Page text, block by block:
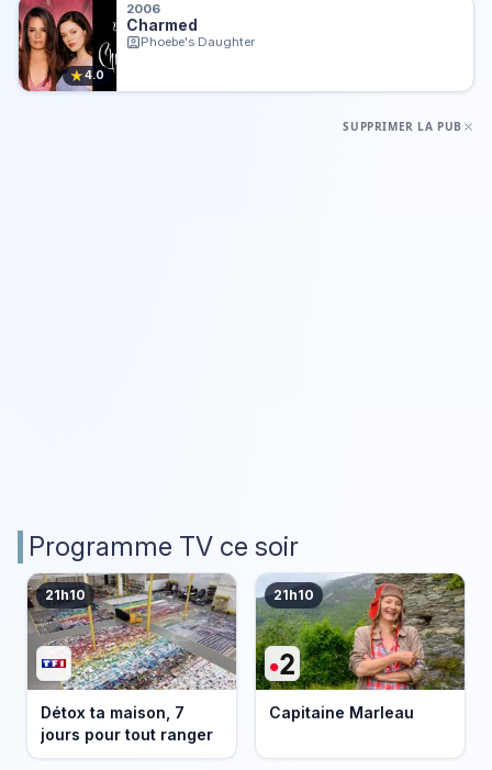
★4.0
2006
Charmed
Phoebe's Daughter
SUPPRIMER LA PUB
Programme TV ce soir
21h10
Détox ta maison, 7
jours pour tout ranger
21h10
Capitaine Marleau